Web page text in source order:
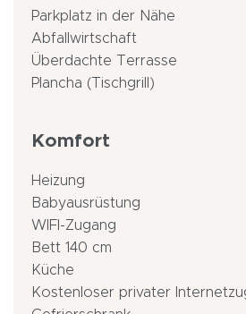
Parkplatz in der Nähe
Abfallwirtschaft
Überdachte Terrasse
Plancha (Tischgrill)
Komfort
Heizung
Babyausrüstung
WIFI-Zugang
Bett 140 cm
Küche
Kostenloser privater